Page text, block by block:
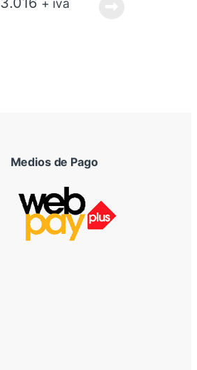
+ iva
Medios de Pago